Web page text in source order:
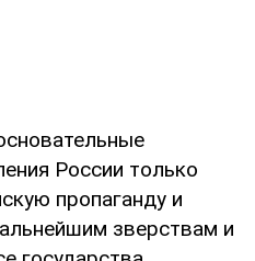
России только
пропаганду и
зверствам и